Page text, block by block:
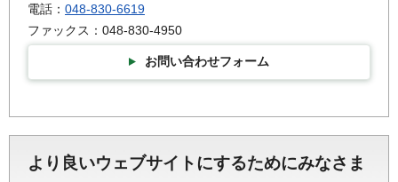
電話： 048-830-6619
ファックス：048-830-4950
お問い合わせフォーム
より良いウェブサイトにするためにみなさま